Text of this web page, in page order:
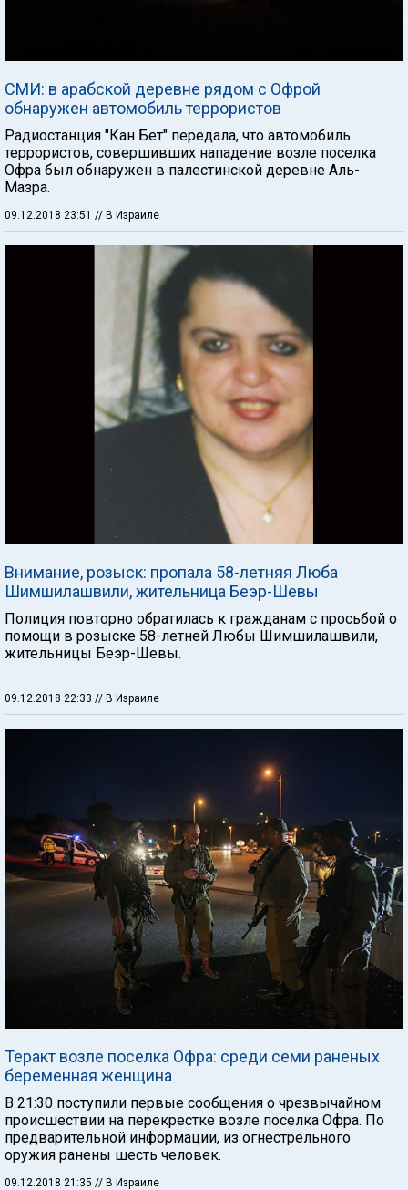
СМИ: в арабской деревне рядом с Офрой
обнаружен автомобиль террористов
Радиостанция "Кан Бет" передала, что автомобиль
террористов, совершивших нападение возле поселка
Офра был обнаружен в палестинской деревне Аль-
Мазра.
09.12.2018 23:51 // В Израиле
Внимание, розыск: пропала 58-летняя Люба
Шимшилашвили, жительница Беэр-Шевы
Полиция повторно обратилась к гражданам с просьбой о
помощи в розыске 58-летней Любы Шимшилашвили,
жительницы Беэр-Шевы.
09.12.2018 22:33 // В Израиле
Теракт возле поселка Офра: среди семи раненых
беременная женщина
В 21:30 поступили первые сообщения о чрезвычайном
происшествии на перекрестке возле поселка Офра. По
предварительной информации, из огнестрельного
оружия ранены шесть человек.
09.12.2018 21:35 // В Израиле